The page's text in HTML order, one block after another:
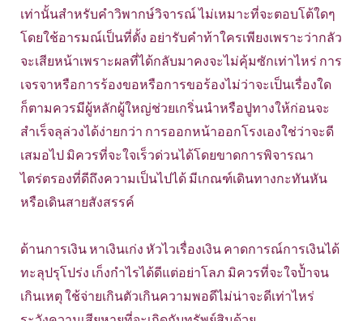
เท่านั้นสำหรับคำวิพากษ์วิจารณ์ ไม่เหมาะที่จะตอบโต้ใดๆ
โดยใช้อารมณ์เป็นที่ตั้ง อย่ารับคำท้าใครเพียงเพราะว่ากลัว
จะเสียหน้าเพราะผลที่ได้กลับมาคงจะไม่คุ้มซักเท่าไหร่ การ
เจรจาหรือการร้องขอหรือการขอร้องไม่ว่าจะเป็นเรื่องใด
ก็ตามควรมีผู้หลักผู้ใหญ่ช่วยเกริ่นนำหรือปูทางให้ก่อนจะ
สำเร็จลุล่วงได้ง่ายกว่า การออกหน้าออกโรงเองใช่ว่าจะดี
เสมอไป มิควรที่จะใจเร็วด่วนได้โดยขาดการพิจารณา
ไตร่ตรองที่ดีถึงความเป็นไปได้ มีเกณฑ์เดินทางกะทันหัน
หรือเดินสายสังสรรค์
ด้านการเงิน หาเงินเก่ง หัวไวเรื่องเงิน คาดการณ์การเงินได้
ทะลุปรุโปร่ง เก็งกำไรได้ดีแต่อย่าโลภ มิควรที่จะใจป้ำจน
เกินเหตุ ใช้จ่ายเกินตัวเกินความพอดีไม่น่าจะดีเท่าไหร่